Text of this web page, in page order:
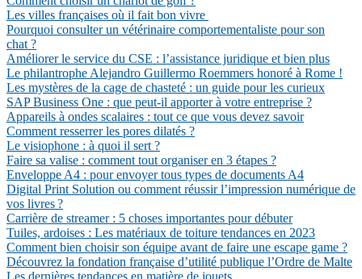
Les villes françaises où il fait bon vivre
Pourquoi consulter un vétérinaire comportementaliste pour son
chat ?
Améliorer le service du CSE : l’assistance juridique et bien plus
Le philantrophe Alejandro Guillermo Roemmers honoré à Rome !
Les mystères de la cage de chasteté : un guide pour les curieux
SAP Business One : que peut-il apporter à votre entreprise ?
Appareils à ondes scalaires : tout ce que vous devez savoir
Comment resserrer les pores dilatés ?
Le visiophone : à quoi il sert ?
Faire sa valise : comment tout organiser en 3 étapes ?
Enveloppe A4 : pour envoyer tous types de documents A4
Digital Print Solution ou comment réussir l’impression numérique de
vos livres ?
Carrière de streamer : 5 choses importantes pour débuter
Tuiles, ardoises : Les matériaux de toiture tendances en 2023
Comment bien choisir son équipe avant de faire une escape game ?
Découvrez la fondation française d’utilité publique l’Ordre de Malte
Les dernières tendances en matière de jouets